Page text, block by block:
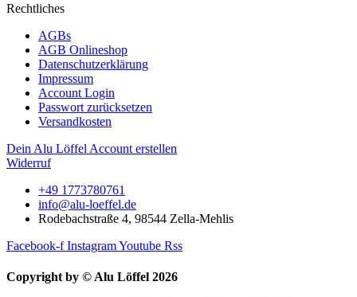
Rechtliches
AGBs
AGB Onlineshop
Datenschutzerklärung
Impressum
Account Login
Passwort zurücksetzen
Versandkosten
Dein Alu Löffel Account erstellen
Widerruf
+49 1773780761
info@alu-loeffel.de
Rodebachstraße 4, 98544 Zella-Mehlis
Facebook-f InstagramYoutube Rss
Copyright by © Alu Löffel 2026